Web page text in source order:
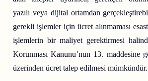
yazılı veya dijital ortamdan
gerekli işlemler için ücret alınmaması
işlemlerin bir maliyet gerektirmesi
Korunması Kanunu’nun 13. maddesine
üzerinden ücret talep edilmesi mümkündür.